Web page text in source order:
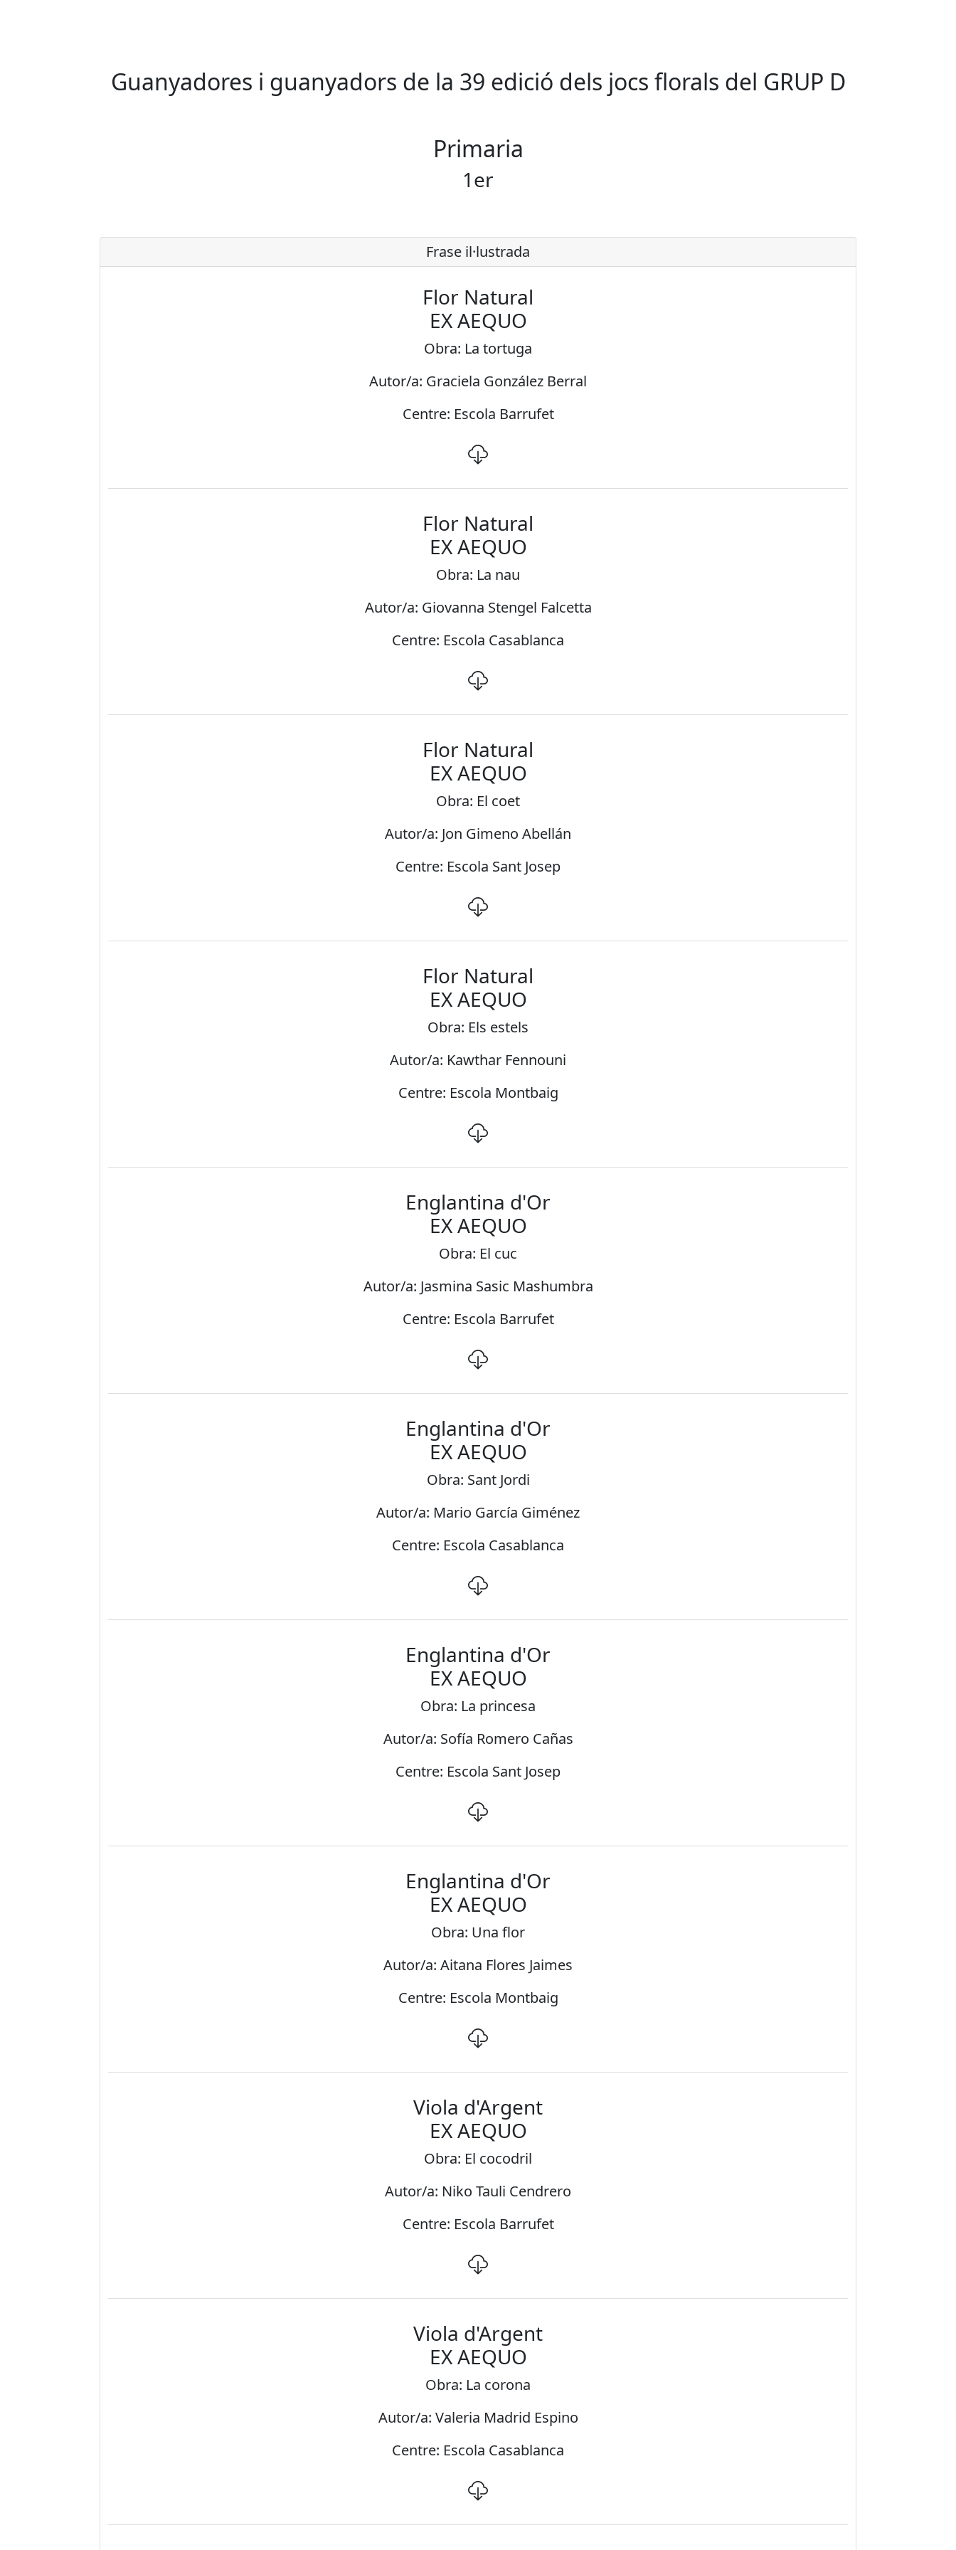
Guanyadores i guanyadors de la 39 edició dels jocs florals del GRUP D
Primaria
1er
Frase il·lustrada
Flor Natural
EX AEQUO
Obra: La tortuga
Autor/a: Graciela González Berral
Centre: Escola Barrufet
Flor Natural
EX AEQUO
Obra: La nau
Autor/a: Giovanna Stengel Falcetta
Centre: Escola Casablanca
Flor Natural
EX AEQUO
Obra: El coet
Autor/a: Jon Gimeno Abellán
Centre: Escola Sant Josep
Flor Natural
EX AEQUO
Obra: Els estels
Autor/a: Kawthar Fennouni
Centre: Escola Montbaig
Englantina d'Or
EX AEQUO
Obra: El cuc
Autor/a: Jasmina Sasic Mashumbra
Centre: Escola Barrufet
Englantina d'Or
EX AEQUO
Obra: Sant Jordi
Autor/a: Mario García Giménez
Centre: Escola Casablanca
Englantina d'Or
EX AEQUO
Obra: La princesa
Autor/a: Sofía Romero Cañas
Centre: Escola Sant Josep
Englantina d'Or
EX AEQUO
Obra: Una flor
Autor/a: Aitana Flores Jaimes
Centre: Escola Montbaig
Viola d'Argent
EX AEQUO
Obra: El cocodril
Autor/a: Niko Tauli Cendrero
Centre: Escola Barrufet
Viola d'Argent
EX AEQUO
Obra: La corona
Autor/a: Valeria Madrid Espino
Centre: Escola Casablanca